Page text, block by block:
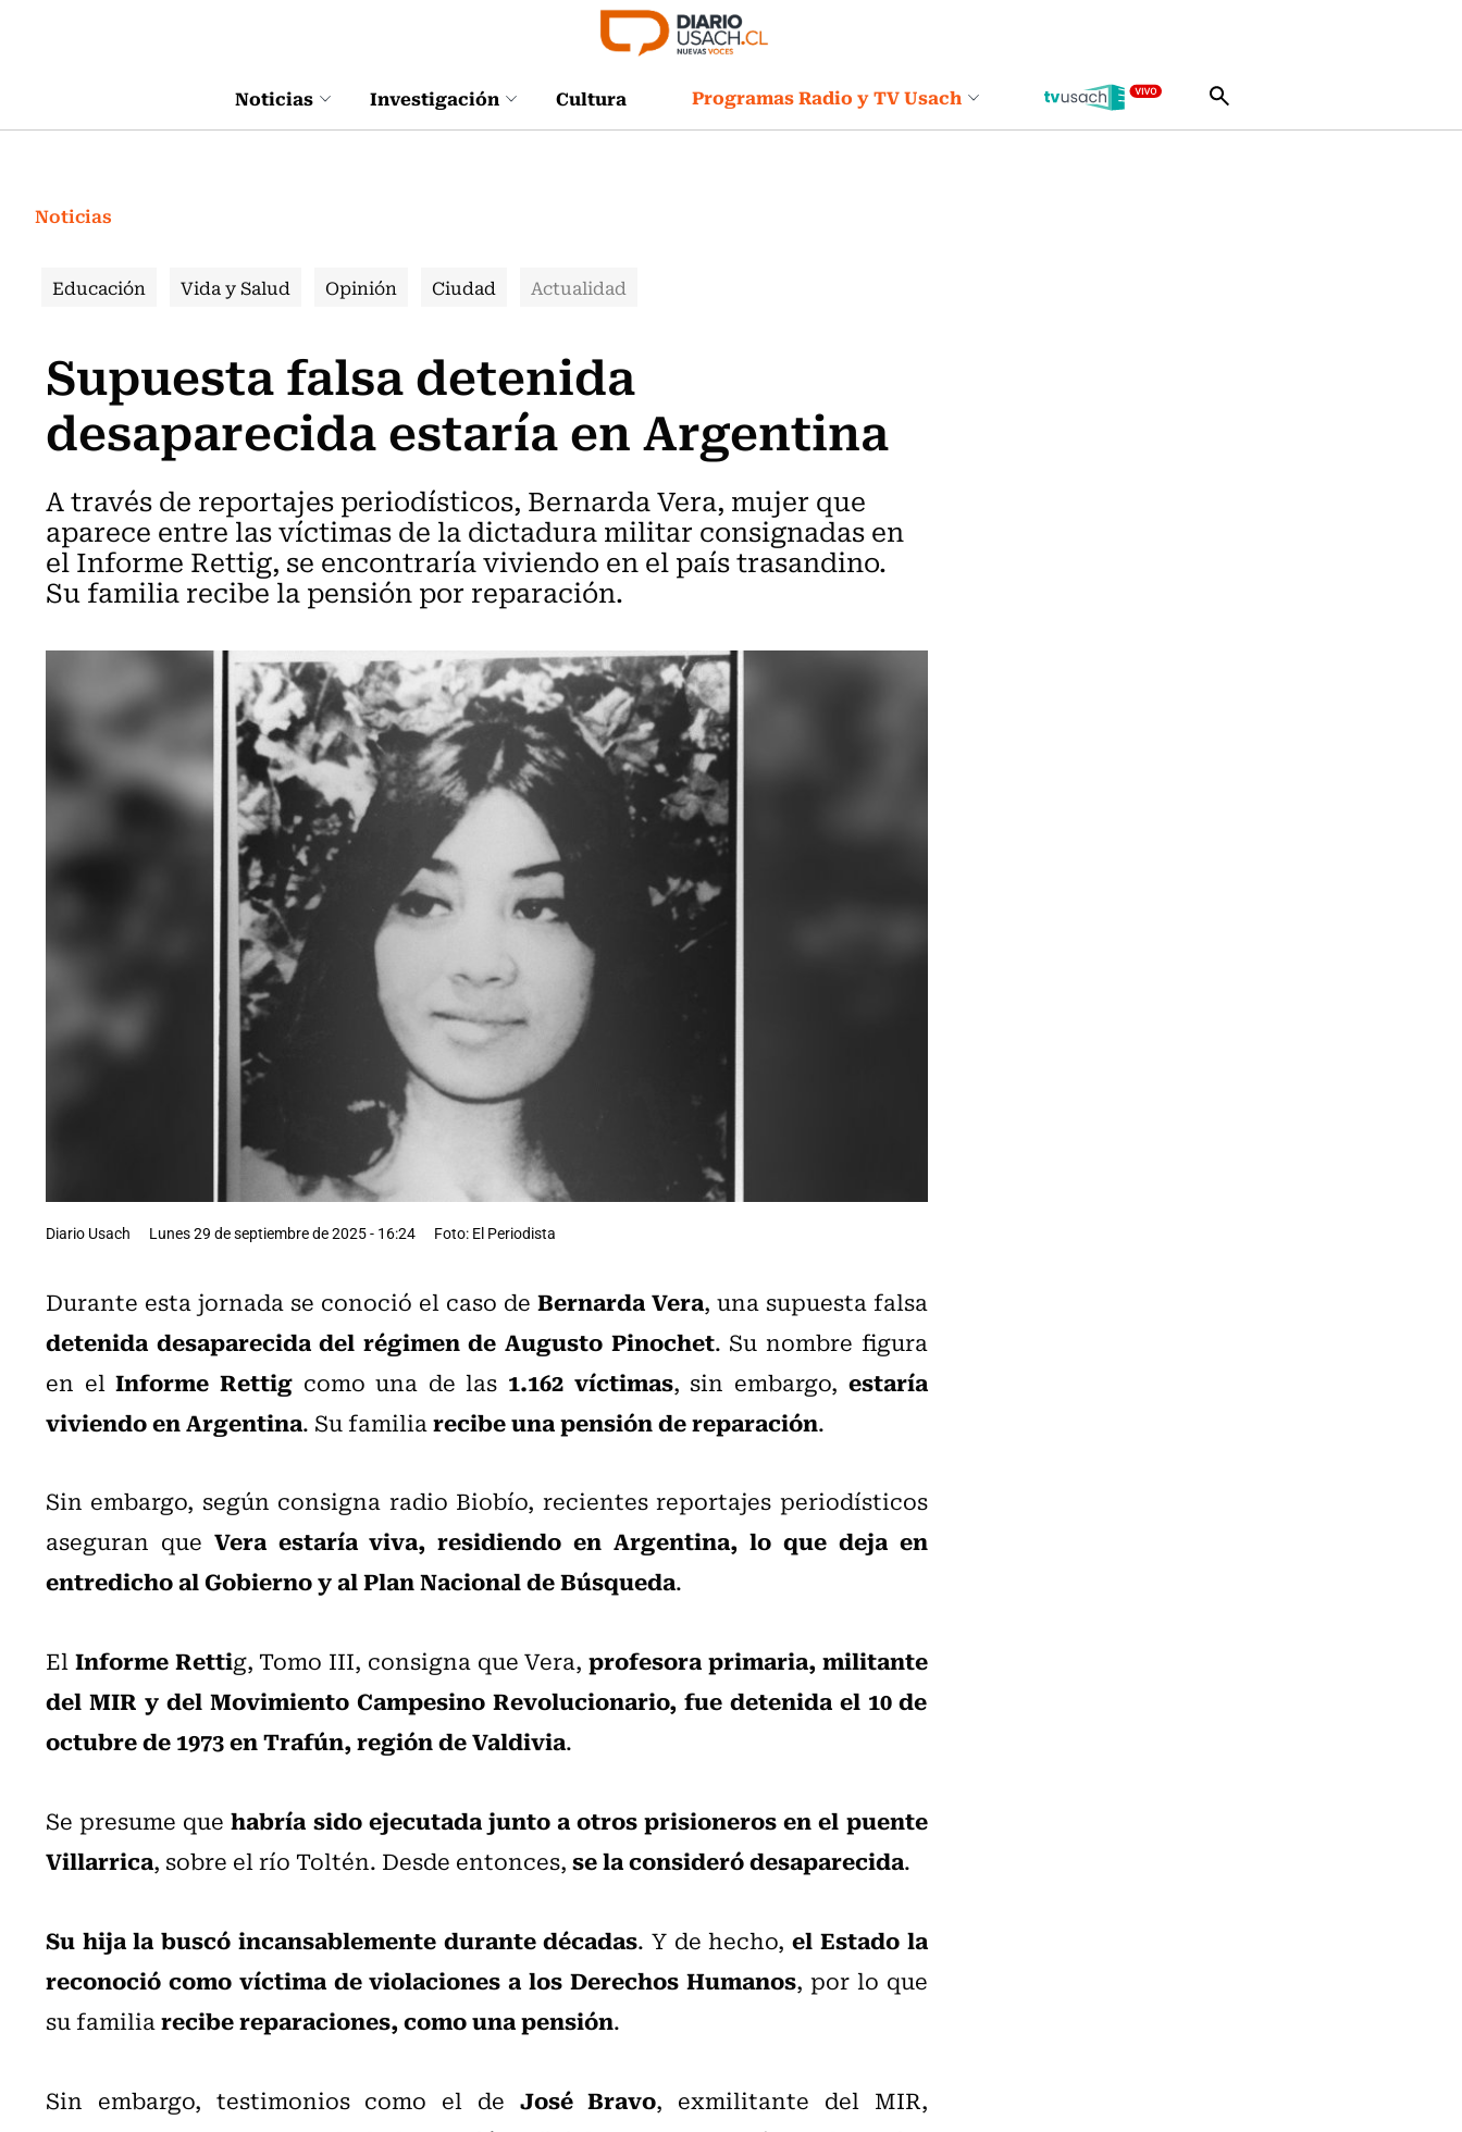
Noticias Investigación Cultura Programas Radio y TV Usach
Noticias
Educación Vida y Salud Opinión Ciudad Actualidad
Supuesta falsa detenida
desaparecida estaría en Argentina
A través de reportajes periodísticos, Bernarda Vera, mujer que
aparece entre las víctimas de la dictadura militar consignadas en
el Informe Rettig, se encontraría viviendo en el país trasandino.
Su familia recibe la pensión por reparación.
Diario Usach Lunes 29 de septiembre de 2025 - 16:24 Foto: El Periodista
Durante esta jornada se conoció el caso de Bernarda Vera, una supuesta falsa
detenida desaparecida del régimen de Augusto Pinochet. Su nombre figura
en elInforme Rettigcomo una de las 1.162 víctimas, sin embargo, estaría
viviendo en Argentina. Su familiarecibe una pensión de reparación.
Sin embargo, según consigna radio Biobío, recientes reportajes periodísticos
aseguran que Vera estaría viva, residiendo en Argentina, lo que deja en
entredicho al Gobierno y al Plan Nacional de Búsqueda.
ElInforme Rettig, Tomo III, consigna que Vera, profesora primaria, militante
del MIR y del Movimiento Campesino Revolucionario, fue detenida el 10 de
octubre de 1973 en Trafún, región de Valdivia.
Se presume quehabría sido ejecutada junto a otros prisioneros en el puente
Villarrica, sobre el río Toltén. Desde entonces,se la consideró desaparecida.
Su hija la buscó incansablemente durante décadas. Y de hecho,el Estado la
reconoció como víctima de violaciones a los Derechos Humanos, por lo que
su familiarecibe reparaciones, como una pensión.
Sin embargo, testimonios como el de José Bravo, exmilitante del MIR,